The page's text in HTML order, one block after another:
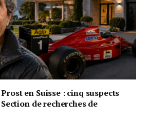
en Suisse : cinq suspects
de recherches de